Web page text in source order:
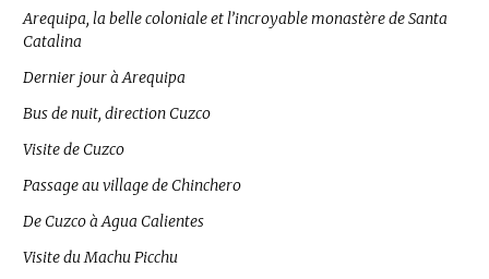
Arequipa, la belle coloniale et l’incroyable monastère de Santa
Catalina
Dernier jour à Arequipa
Bus de nuit, direction Cuzco
Visite de Cuzco
Passage au village de Chinchero
De Cuzco à Agua Calientes
Visite du Machu Picchu